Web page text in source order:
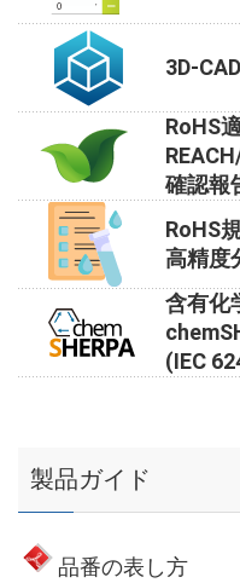
3D-
RoHS
確認報
RoHS
高精度
含有化
(IEC
製品ガイド
品番の表し方